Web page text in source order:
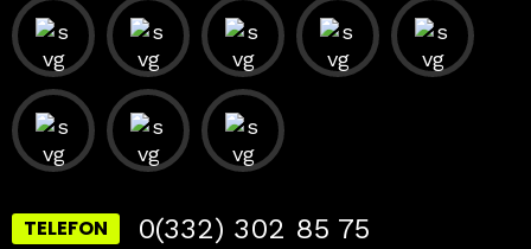
TELEFON 0(332) 302 85 75